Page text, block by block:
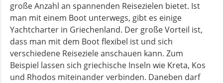
große Anzahl an spannenden Reisezielen bietet. Ist
man mit einem Boot unterwegs, gibt es einige
Yachtcharter in Griechenland. Der große Vorteil ist,
dass man mit dem Boot flexibel ist und sich
verschiedene Reiseziele anschauen kann. Zum
Beispiel lassen sich griechische Inseln wie Kreta, Kos
und Rhodos miteinander verbinden. Daneben darf